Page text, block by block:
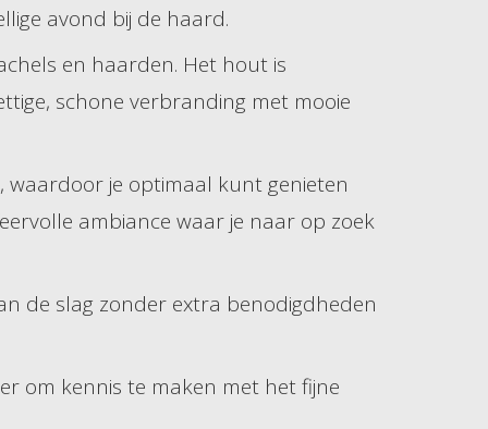
avond bij de haard.
en haarden. Het hout is
schone verbranding met mooie
waardoor je optimaal kunt genieten
ambiance waar je naar op zoek
de slag zonder extra benodigdheden
om kennis te maken met het fijne